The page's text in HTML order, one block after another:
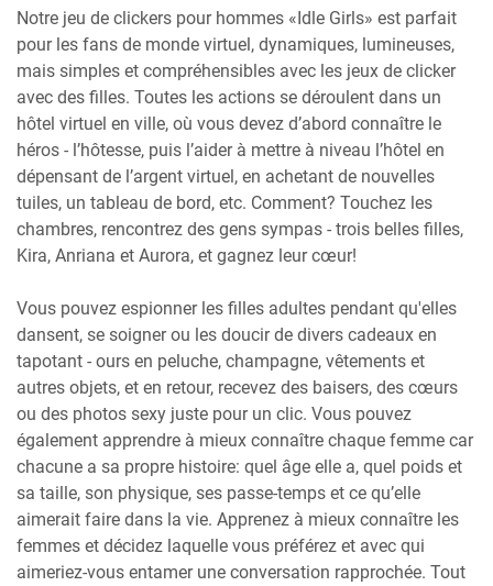
Notre jeu de clickers pour hommes «Idle Girls» est parfait
pour les fans de monde virtuel, dynamiques, lumineuses,
mais simples et compréhensibles avec les jeux de clicker
avec des filles. Toutes les actions se déroulent dans un
hôtel virtuel en ville, où vous devez d’abord connaître le
héros - l’hôtesse, puis l’aider à mettre à niveau l’hôtel en
dépensant de l’argent virtuel, en achetant de nouvelles
tuiles, un tableau de bord, etc. Comment? Touchez les
chambres, rencontrez des gens sympas - trois belles filles,
Kira, Anriana et Aurora, et gagnez leur cœur!
Vous pouvez espionner les filles adultes pendant qu'elles
dansent, se soigner ou les doucir de divers cadeaux en
tapotant - ours en peluche, champagne, vêtements et
autres objets, et en retour, recevez des baisers, des cœurs
ou des photos sexy juste pour un clic. Vous pouvez
également apprendre à mieux connaître chaque femme car
chacune a sa propre histoire: quel âge elle a, quel poids et
sa taille, son physique, ses passe-temps et ce qu’elle
aimerait faire dans la vie. Apprenez à mieux connaître les
femmes et décidez laquelle vous préférez et avec qui
aimeriez-vous entamer une conversation rapprochée. Tout